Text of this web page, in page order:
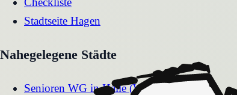
Stadtseite Hagen
Nahegelegene Städte
Senioren WG inHalle (Westf.)